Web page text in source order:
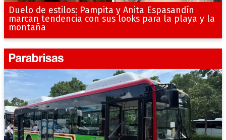
Duelo de estilos: Pampita y Anita Espasandín
marcan tendencia con sus looks para la playa y la
montaña